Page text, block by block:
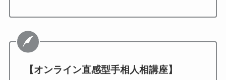
【オンライン直感型手相人相講座】